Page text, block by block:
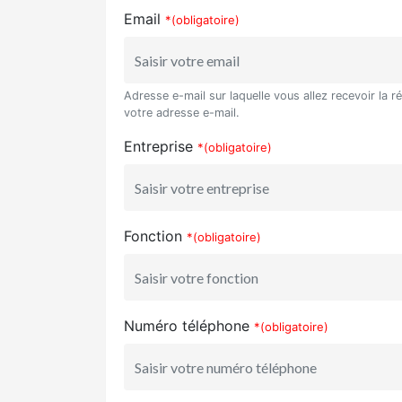
Email *(obligatoire)
Adresse e-mail sur laquelle vous allez recevoir la
votre adresse e-mail.
Entreprise *(obligatoire)
Fonction *(obligatoire)
Numéro téléphone *(obligatoire)